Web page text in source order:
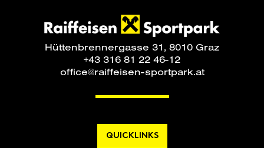
Hüttenbrennergasse 31, 8010 Graz
+43 316 81 22 46-12
office@raiffeisen-sportpark.at
QUICKLINKS